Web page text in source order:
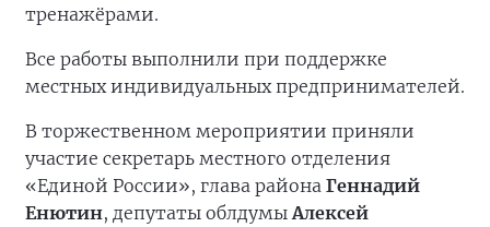
тренажёрами.
Все работы выполнили при поддержке
местных индивидуальных предпринимателей.
В торжественном мероприятии приняли
участие секретарь местного отделения
«Единой России», глава района Геннадий
Енютин, депутаты облдумыАлексей